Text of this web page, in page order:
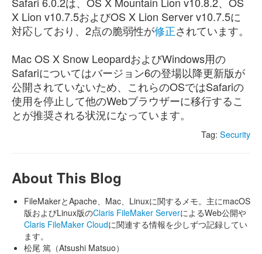
X Lion v10.7.5およびOS X Lion Server v10.7.5に
対応しており、2点の脆弱性が修正されています。
Mac OS X Snow LeopardおよびWindows用の
Safariについてはバージョン6の登場以降更新版が
公開されていないため、これらのOSではSafariの
使用を停止して他のWebブラウザーに移行するこ
とが推奨される状況になっています。
Tag: Security
About This Blog
FileMakerとApache、Mac、Linuxに関するメモ。主にmacOS
版およびLinux版のClaris FileMaker ServerによるWeb公開や
Claris FileMaker Cloudに関連する情報を少しずつ記録してい
ます。
松尾 篤（Atsushi Matsuo）